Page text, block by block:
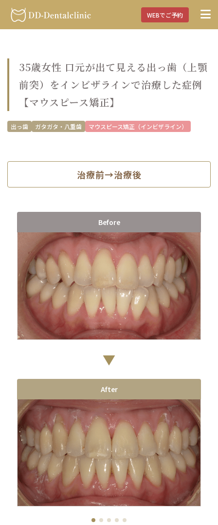
WEBでご予約
35歳女性 口元が出て見える出っ歯（上顎
前突）をインビザラインで治療した症例
【マウスピース矯正】
出っ歯 ガタガタ・八重歯 マウスピース矯正（インビザライン）
治療前→治療後
Before
After